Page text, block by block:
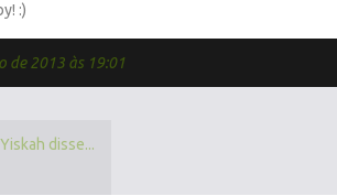
:)
de 2013 às 19:01
disse...